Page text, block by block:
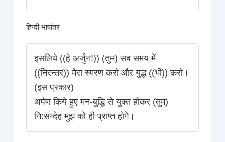
हिन्दी भाषांतर
इसलिये ((हे अर्जुन!)) (तुम) सब समय में
((निरन्तर)) मेरा स्मरण करो और युद्ध ((भी)) करो।
(इस प्रकार)
अर्पण किये हुए मन-बुद्धि से युक्त होकर (तुम)
नि:सन्देह मुझ को ही प्राप्त होगे।